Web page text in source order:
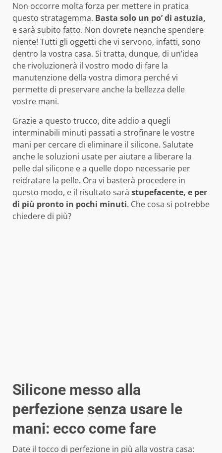
Non occorre molta forza per mettere in pratica
questo stratagemma. Basta solo un po’ di astuzia,
e sarà subito fatto. Non dovrete neanche spendere
niente! Tutti gli oggetti che vi servono, infatti, sono
dentro la vostra casa. Si tratta, dunque, di un’idea
che rivoluzionerà il vostro modo di fare la
manutenzione della vostra dimora perché vi
permette di preservare anche la bellezza delle
vostre mani.
Grazie a questo trucco, dite addio a quegli
interminabili minuti passati a strofinare le vostre
mani per cercare di eliminare il silicone. Salutate
anche le soluzioni usate per aiutare a liberare la
pelle dal silicone e a quelle dopo necessarie per
reidratare la pelle. Ora vi basterà procedere in
questo modo, e il risultato sarà stupefacente, e per
di più pronto in pochi minuti. Che cosa si potrebbe
chiedere di più?
Silicone messo alla
perfezione senza usare le
mani: ecco come fare
Date il tocco di perfezione in più alla vostra casa: